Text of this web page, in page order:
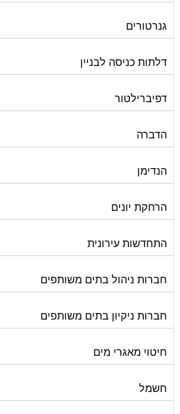
גנרטורים
דלתות כניסה לבניין
דפיברילטור
הדברה
הנדימן
הרחקת יונים
התחדשות עירונית
חברות ניהול בתים משותפים
חברות ניקיון בתים משותפים
חיטוי מאגרי מים
חשמל